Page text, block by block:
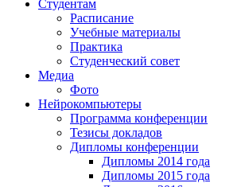
Студентам
Расписание
Учебные материалы
Практика
Студенческий совет
Медиа
Фото
Нейрокомпьютеры
Программа конференции
Тезисы докладов
Дипломы конференции
Дипломы 2014 года
Дипломы 2015 года